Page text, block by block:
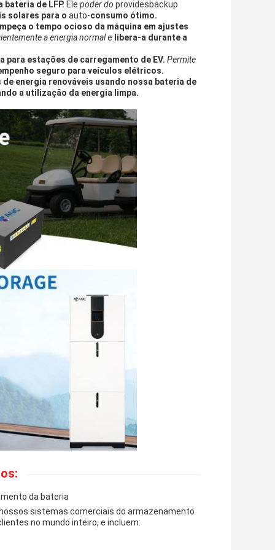
de LFP. Ele poder do providesbackup
solares para o auto-consumo ótimo.
o tempo ocioso da máquina em ajustes
a energia normale libera-a durante a
para estações de carregamento de EV. Permite
seguro para veículos elétricos.
energia renováveis usando nossa bateria de
a utilização da energia limpa.
da bateria
sistemas comerciais do armazenamento
no mundo inteiro, e incluem: